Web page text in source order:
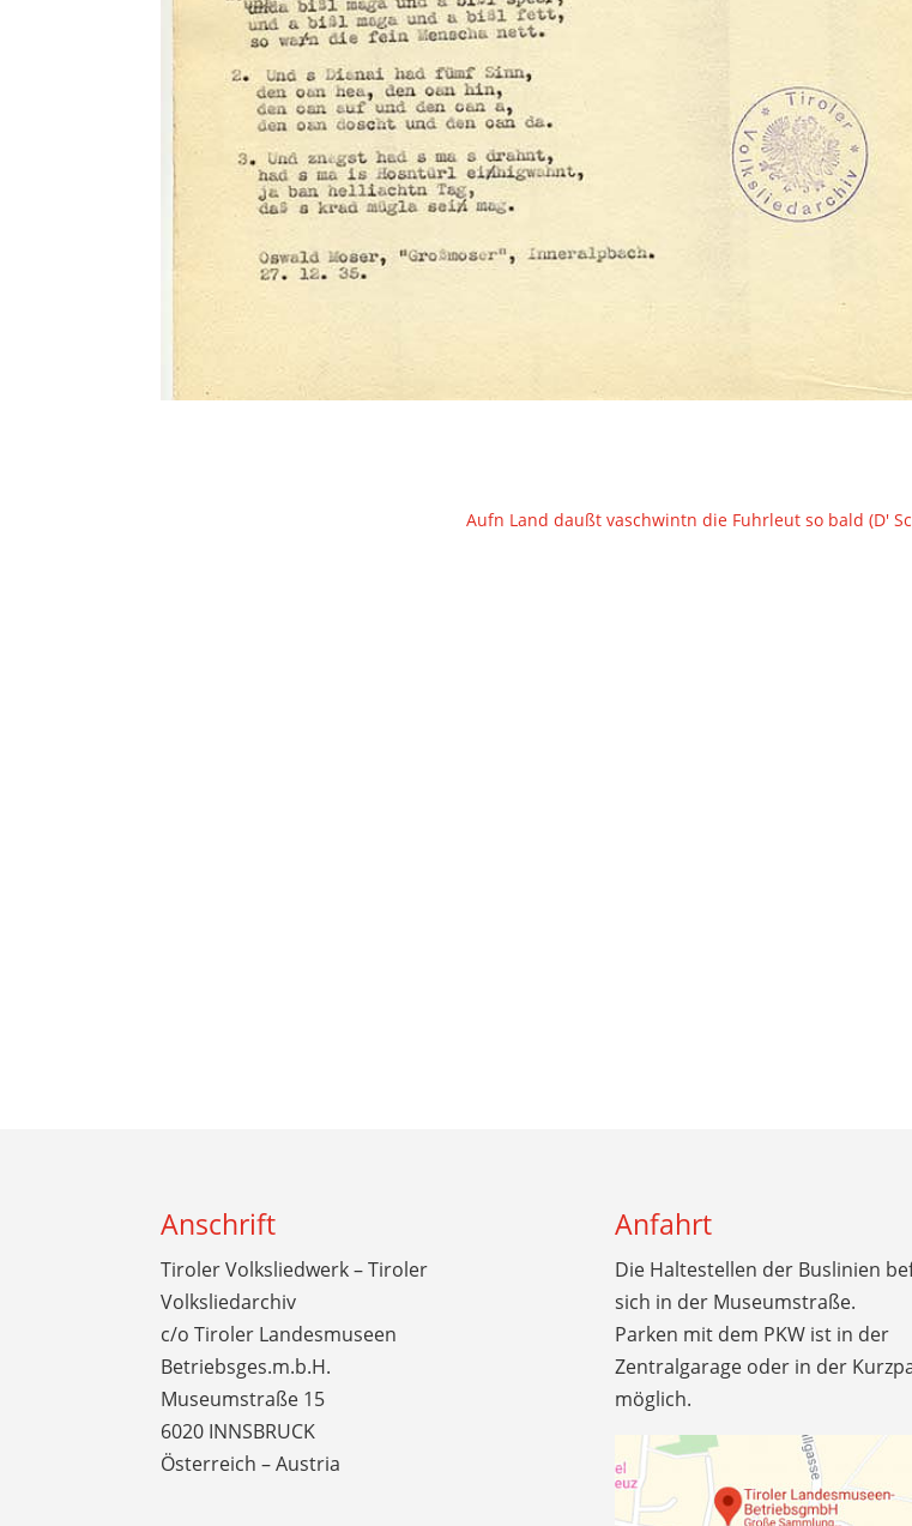
Aufn Land daußt vaschwintn die Fuhrleut so bald (D'
Anschrift
Tiroler Volksliedwerk – Tiroler
Volksliedarchiv
c/o Tiroler Landesmuseen
Betriebsges.m.b.H.
Museumstraße 15
6020 INNSBRUCK
Österreich – Austria
Anfahrt
Die Haltestellen der Buslinien
sich in der Museumstraße.
Parken mit dem PKW ist in der
Zentralgarage oder in der
möglich.